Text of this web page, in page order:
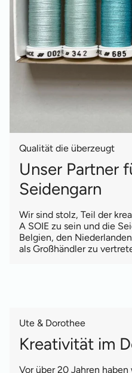
Qualität die überzeugt
Unser Partner
Seidengarn
Wir sind stolz, Teil der
A SOIE zu sein und die
Belgien, den
als Großhändler zu
Ute & Dorothee
Kreativität im
Vor über 20 Jahren